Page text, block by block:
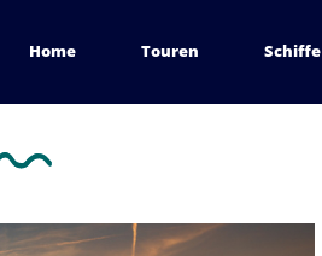
Home Touren Schiffe